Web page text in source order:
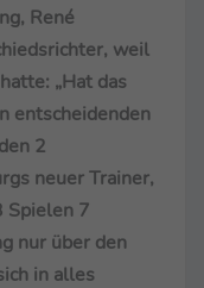
René
weil
„Hat das
entscheidenden
2
neuer Trainer,
Spielen 7
nur über den
in alles